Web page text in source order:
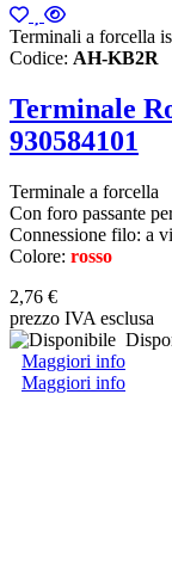
Terminali a forcella
Codice: AH-KB2R
Terminale
930584101
Terminale a forcella
Con foro passante
Connessione filo: a
Colore: rosso
2,76 €
prezzo IVA esclusa
Maggiori info
Maggiori info